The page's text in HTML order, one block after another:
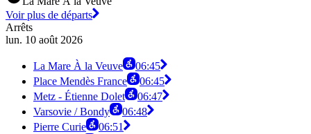
Voir plus de départs
Arrêts
lun. 10 août 2026
La Mare À la Veuve
06:45
Place Mendès France
06:45
Metz - Étienne Dolet
06:47
Varsovie / Bondy
06:48
Pierre Curie
06:51